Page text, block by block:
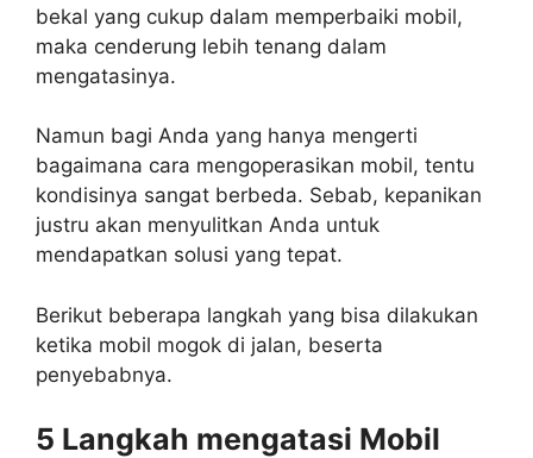
bekal yang cukup dalam memperbaiki mobil,
maka cenderung lebih tenang dalam
mengatasinya.
Namun bagi Anda yang hanya mengerti
bagaimana cara mengoperasikan mobil, tentu
kondisinya sangat berbeda. Sebab, kepanikan
justru akan menyulitkan Anda untuk
mendapatkan solusi yang tepat.
Berikut beberapa langkah yang bisa dilakukan
ketika mobil mogok di jalan, beserta
penyebabnya.
5 Langkah mengatasi Mobil